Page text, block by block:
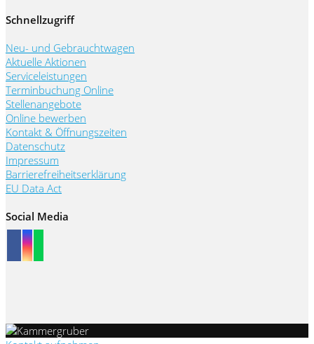
Schnellzugriff
Neu- und Gebrauchtwagen
Aktuelle Aktionen
Serviceleistungen
Terminbuchung Online
Stellenangebote
Online bewerben
Kontakt & Öffnungszeiten
Datenschutz
Impressum
Barrierefreiheitserklärung
EU Data Act
Social Media